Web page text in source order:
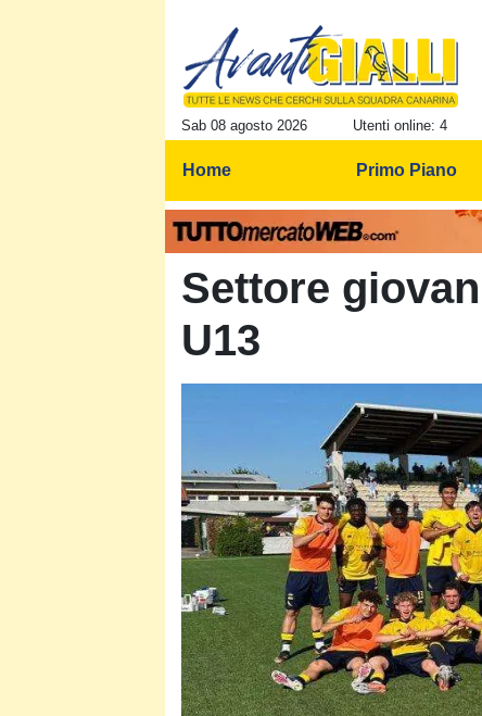
Sab 08 agosto 2026 Utenti online: 4
Home Primo Piano
Settore
U13